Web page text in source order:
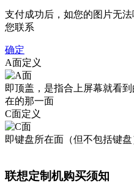
支付成功后，如您的图片无
您联系
确定
A面定义
即顶盖，是指合上屏幕就看
在的那一面
C面定义
即键盘所在面（但不包括键盘
联想定制机购买须知